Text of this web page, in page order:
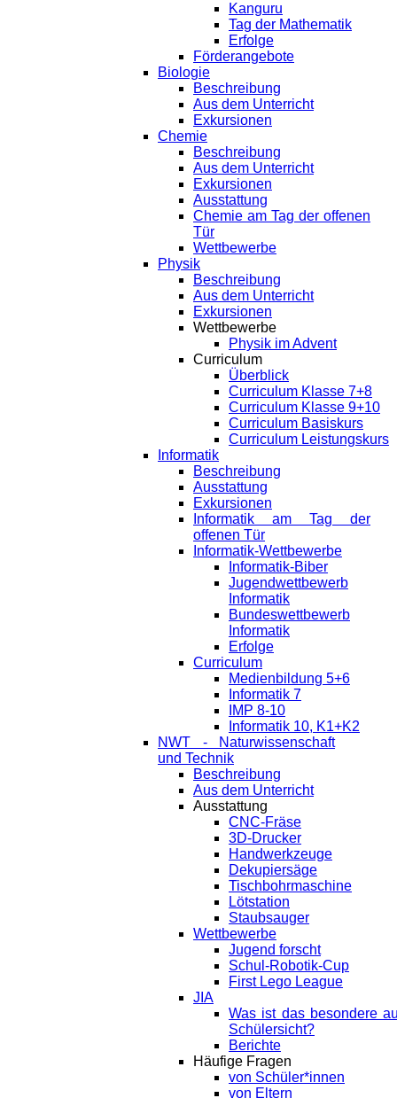
Kanguru
Tag der Mathematik
Erfolge
Förderangebote
Biologie
Beschreibung
Aus dem Unterricht
Exkursionen
Chemie
Beschreibung
Aus dem Unterricht
Exkursionen
Ausstattung
Chemie am Tag der offenen
Tür
Wettbewerbe
Physik
Beschreibung
Aus dem Unterricht
Exkursionen
Wettbewerbe
Physik im Advent
Curriculum
Überblick
Curriculum Klasse 7+8
Curriculum Klasse 9+10
Curriculum Basiskurs
Curriculum Leistungskurs
Informatik
Beschreibung
Ausstattung
Exkursionen
Informatik am Tag der
offenen Tür
Informatik-Wettbewerbe
Informatik-Biber
Jugendwettbewerb
Informatik
Bundeswettbewerb
Informatik
Erfolge
Curriculum
Medienbildung 5+6
Informatik 7
IMP 8-10
Informatik 10, K1+K2
NWT - Naturwissenschaft
und Technik
Beschreibung
Aus dem Unterricht
Ausstattung
CNC-Fräse
3D-Drucker
Handwerkzeuge
Dekupiersäge
Tischbohrmaschine
Lötstation
Staubsauger
Wettbewerbe
Jugend forscht
Schul-Robotik-Cup
First Lego League
JIA
Was ist das besondere
Schülersicht?
Berichte
Häufige Fragen
von Schüler*innen
von Eltern